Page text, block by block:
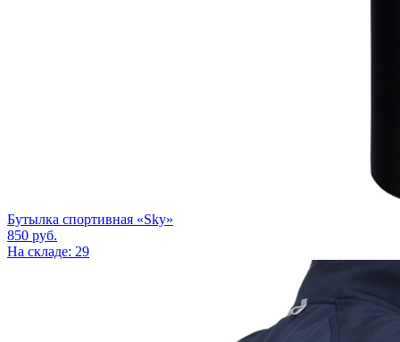
Бутылка спортивная «Sky»
850 руб.
На складе: 29